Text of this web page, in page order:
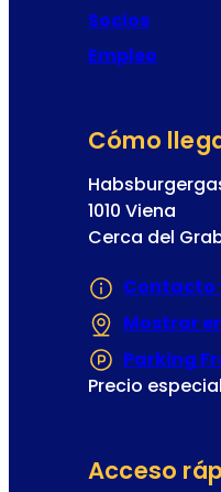
Socios
Empleo
Cómo
1010 Viena
Cerca del
Contacto
Mostrar
Parking
Precio
Acceso